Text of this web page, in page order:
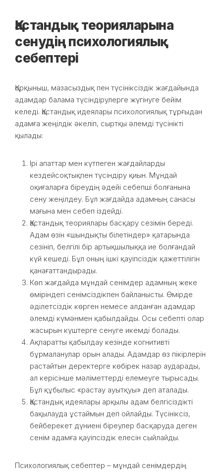
Қастандық теорияларына
сенудің психологиялық
себептері
Қорқыныш, мазасыздық пен түсініксіздік жағдайында
адамдар балама түсіндірулерге жүгінуге бейім
келеді. Қастандық идеялары психологиялық тұрғыдан
адамға жеңілдік әкеліп, сыртқы әлемді түсінікті
қылады:
Ірі апаттар мен күтпеген жағдайларды
кездейсоқтықпен түсіндіру қиын. Мұндай
оқиғаларға біреудің әдейі себепші болғанына
сену жеңілдеу. Бұл жағдайда адамның санасы
мағына мен себеп іздейді.
Қастандық теориялары басқару сезімін береді.
Адам өзін «шындықты білетіндер» қатарында
сезініп, белгілі бір артықшылыққа ие болғандай
күй кешеді. Бұл оның ішкі қауіпсіздік қажеттілігін
қанағаттандырады.
Көп жағдайда мұндай сенімдер адамның жеке
өміріндегі сенімсіздікпен байланысты. Өмірде
әділетсіздік көрген немесе алданған адамдар
әлемді күмәнмен қабылдайды. Осы себепті олар
жасырын күштерге сенуге икемді болады.
Ақпаратты қабылдау кезінде когнитивті
бұрмаланулар орын алады. Адамдар өз пікірлерін
растайтын деректерге көбірек назар аударады,
ал керісінше мәліметтерді елемеуге тырысады.
Бұл құбылыс «растау ауытқуы» деп аталады.
Қастандық идеялары арқылы адам белгісіздікті
бақылауда ұстаймын деп ойлайды. Түсініксіз,
бейберекет дүниені біреулер басқаруда деген
сенім адамға қауіпсіздік елесін сыйлайды.
Психологиялық себептер – мұндай сенімдердің